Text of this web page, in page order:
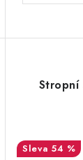
Stropní
54 %